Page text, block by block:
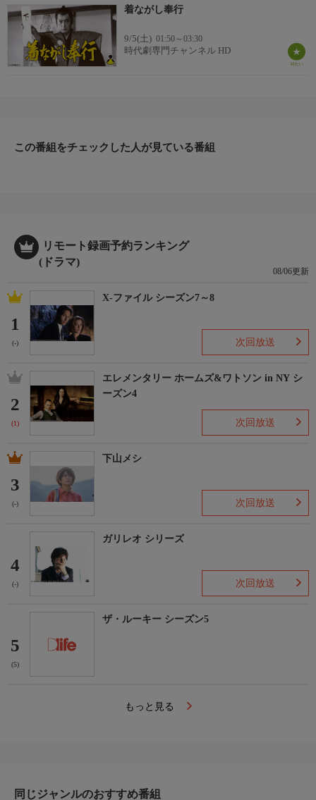
着ながし奉行
9/5(土) 01:50～03:30
時代劇専門チャンネル HD
この番組をチェックした人が見ている番組
リモート録画予約ランキング
(ドラマ)
08/06更新
1
(-)
X-ファイル シーズン7～8
次回放送
2
(1)
エレメンタリー ホームズ&ワトソン in NY シ
ーズン4
次回放送
3
(-)
下山メシ
次回放送
4
(-)
ガリレオ シリーズ
次回放送
5
(5)
ザ・ルーキー シーズン5
もっと見る
同じジャンルのおすすめ番組